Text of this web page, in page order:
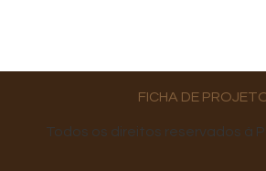
FICHA DE
Todos os direitos reservados à